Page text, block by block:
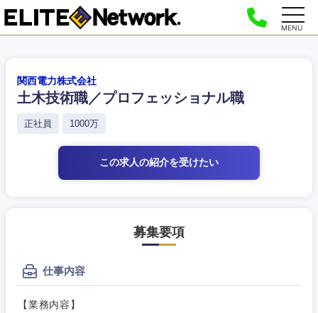
MENU
関西電力株式会社
土木技術職／プロフェッショナル職
正社員 1000万
この求人の紹介を受けたい
募集要項
仕事内容
【業務内容】